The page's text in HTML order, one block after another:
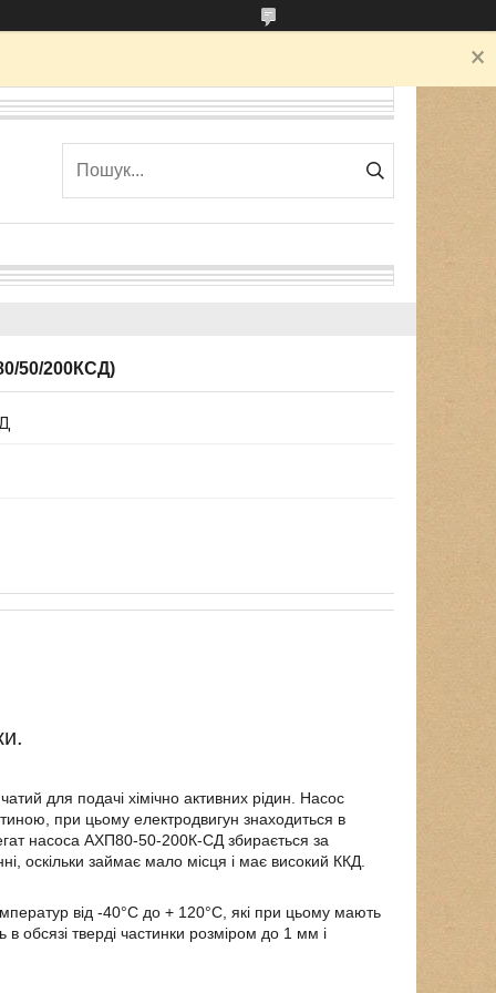
50/200КСД)
для подачі хімічно активних рідин. Насос
при цьому електродвигун знаходиться в
насоса АХП80-50-200К-СД збирається за
оскільки займає мало місця і має високий ККД.
від -40°C до + 120°C, які при цьому мають
обсязі тверді частинки розміром до 1 мм і